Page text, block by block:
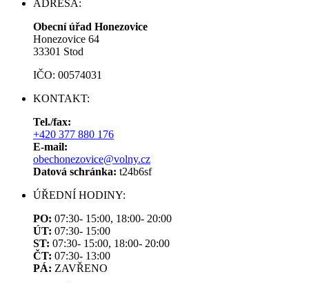
ADRESA:
Obecní úřad Honezovice
Honezovice 64
33301 Stod
IČO: 00574031
KONTAKT:
Tel./fax:
+420 377 880 176
E-mail:
obechonezovice@volny.cz
Datová schránka: t24b6sf
ÚŘEDNÍ HODINY:
PO: 07:30- 15:00, 18:00- 20:00
ÚT: 07:30- 15:00
ST: 07:30- 15:00, 18:00- 20:00
ČT: 07:30- 13:00
PÁ: ZAVŘENO